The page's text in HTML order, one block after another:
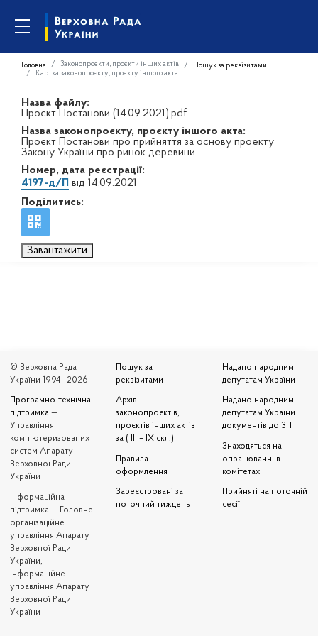
Головна Законопроєкти, проєкти інших актів
Пошук за реквізитами
Картка законопроєкту, проєкту іншого акта
Назва файлу:
Проєкт Постанови (14.09.2021).pdf
Назва законопроєкту, проєкту іншого акта:
Проєкт Постанови про прийняття за основу проекту
Закону України про ринок деревини
Номер, дата реєстрації:
4197-д/П від 14.09.2021
Поділитись:
Завантажити
© Верховна Рада
України 1994—2026
Програмно-технічна
підтримка —
Управління
комп'ютеризованих
систем Апарату
Верховної Ради
України
Iнформаційна
підтримка — Головне
організаційне
управління Апарату
Верховної Ради
України,
Інформаційне
управління Апарату
Верховної Ради
України
Пошук за
реквізитами
Архів
законопроєктів,
проєктів інших актів
за ( III – IX скл.)
Правила
оформлення
Зареєстровані за
поточний тиждень
Надано народним
депутатам України
Надано народним
депутатам України
документів до ЗП
Знаходяться на
опрацюванні в
комітетах
Прийняті на поточній
сесії